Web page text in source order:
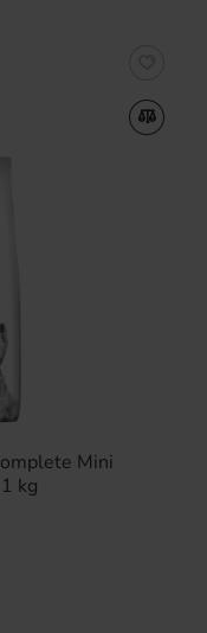
Mini
kg